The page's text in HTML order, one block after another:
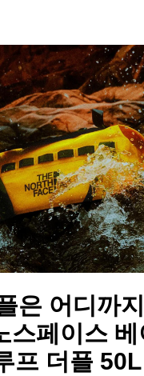
은 어디까
스페이스 베
프 더플 50L